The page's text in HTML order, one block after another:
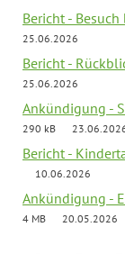
Bericht -
25.06.2026
Bericht -
25.06.2026
Ankündigung -
290 kB
Bericht -
10.06.2026
Ankündigung -
4 MB
20.05.2026